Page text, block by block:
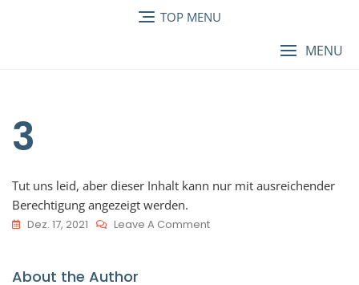
TOP MENU
MENU
3
Tut uns leid, aber dieser Inhalt kann nur mit ausreichender
Berechtigung angezeigt werden.
Dez. 17, 2021 Leave A Comment
About the Author